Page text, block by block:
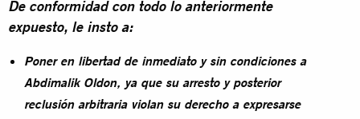
De conformidad con todo lo anteriormente
expuesto, le insto a:
Poner en libertad de inmediato y sin condiciones a
Abdimalik Oldon, ya que su arresto y posterior
reclusión arbitraria violan su derecho a expresarse